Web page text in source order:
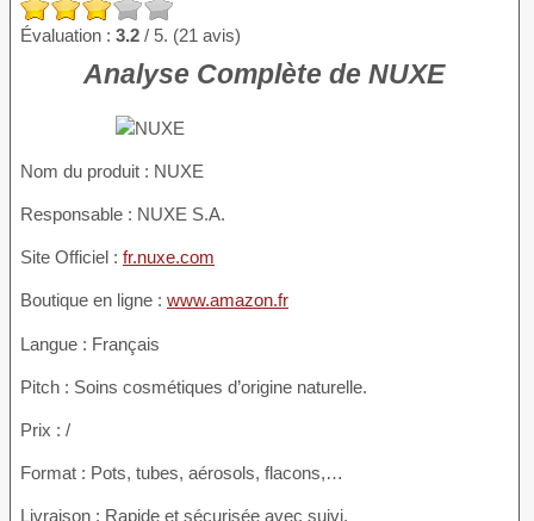
Évaluation : 3.2 / 5. (21 avis)
Analyse Complète de NUXE
Nom du produit : NUXE
Responsable : NUXE S.A.
Site Officiel : fr.nuxe.com
Boutique en ligne : www.amazon.fr
Langue : Français
Pitch : Soins cosmétiques d’origine naturelle.
Prix : /
Format : Pots, tubes, aérosols, flacons,…
Livraison : Rapide et sécurisée avec suivi.